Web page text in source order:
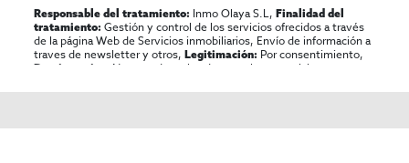
Responsable del tratamiento: Inmo Olaya S.L,Finalidad del
tratamiento: Gestión y control de los servicios ofrecidos a través
de la página Web de Servicios inmobiliarios, Envío de información a
traves de newsletter y otros,Legitimación: Por consentimiento,
Destinatarios:
No se cederan los datos, salvo para elaborar
rectificar y suprimir los datos, solicitar la portabilidad de los